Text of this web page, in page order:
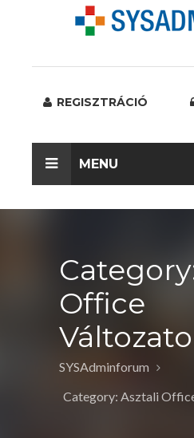
REGISZTRÁCIÓ
MENU
Office
SYSAdminforum
Category: Asztali